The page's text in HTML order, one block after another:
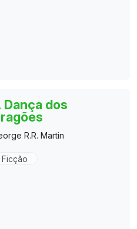
Dança dos
R.R. Martin
Ficção